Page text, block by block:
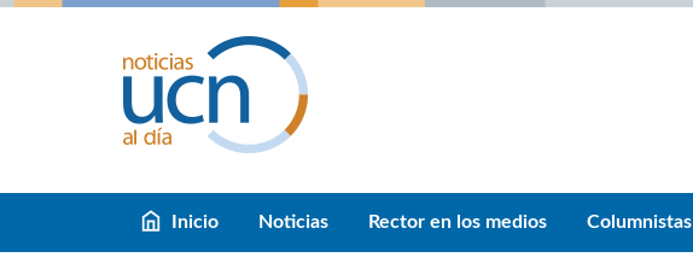
Inicio Noticias Rector en los medios Columnistas